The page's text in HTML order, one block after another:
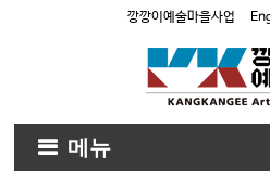
깡깡이예술마을사업
메뉴